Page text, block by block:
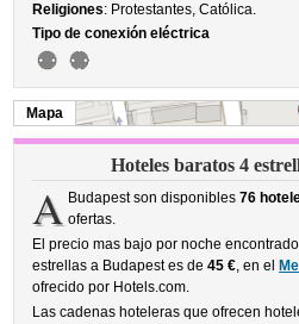
Religiones: Protestantes, Católica.
Tipo de conexión eléctrica
Mapa
Hoteles baratos 4
A Budapest son disponibles 76
ofertas.
El precio mas bajo por noche
estrellas a Budapest es de45 €, en el
ofrecido por Hotels.com.
Las cadenas hoteleras que ofrecen